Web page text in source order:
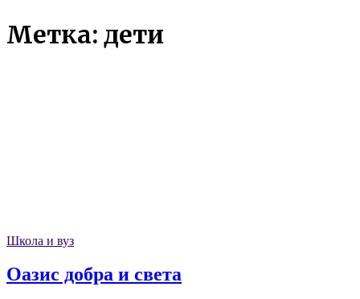
Метка: дети
Школа и вуз
Оазис добра и света